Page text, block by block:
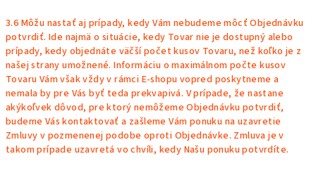
3.6 Môžu nastať aj prípady, kedy Vám nebudeme môcť Objednávku
potvrdiť. Ide najmä o situácie, kedy Tovar nie je dostupný alebo
prípady, kedy objednáte väčší počet kusov Tovaru, než koľko je z
našej strany umožnené. Informáciu o maximálnom počte kusov
Tovaru Vám však vždy v rámci E-shopu vopred poskytneme a
nemala by pre Vás byť teda prekvapivá. V prípade, že nastane
akýkoľvek dôvod, pre ktorý nemôžeme Objednávku potvrdiť,
budeme Vás kontaktovať a zašleme Vám ponuku na uzavretie
Zmluvy v pozmenenej podobe oproti Objednávke. Zmluva je v
takom prípade uzavretá vo chvíli, kedy Našu ponuku potvrdíte.